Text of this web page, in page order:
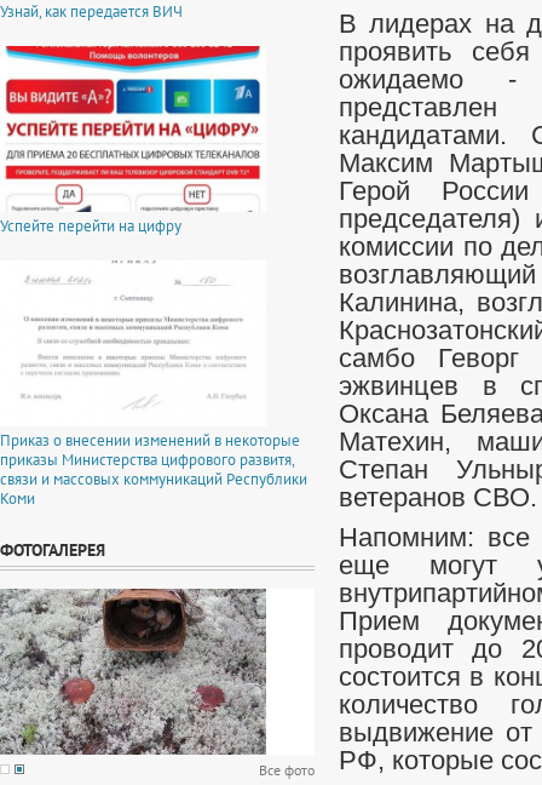
Узнай, как передается ВИЧ
Успейте перейти на цифру
Приказ о внесении изменений в некоторые
приказы Министерства цифрового развитя,
связи и массовых коммуникаций Республики
Коми
ФОТОГАЛЕРЕЯ
Все фото
В лидерах на
проявить
ожидаемо -
кандидатами.
Максим
Герой
председателя)
комиссии по
Калинина,
самбо
эжвинцев в
Оксана
Матехин,
Степан
ветеранов СВО.
Напомним: все
еще могут
Прием
проводит до
состоится в
количество
выдвижение
РФ, которые